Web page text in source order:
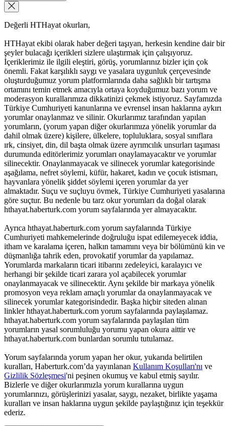
Değerli HTHayat okurları,
HTHayat ekibi olarak haber değeri taşıyan, herkesin kendine dair bir
şeyler bulacağı içerikleri sizlere ulaştırmak için çalışıyoruz.
İçeriklerimiz ile ilgili eleştiri, görüş, yorumlarınız bizler için çok
önemli. Fakat karşılıklı saygı ve yasalara uygunluk çerçevesinde
oluşturduğumuz yorum platformlarında daha sağlıklı bir tartışma
ortamını temin etmek amacıyla ortaya koyduğumuz bazı yorum ve
moderasyon kurallarımıza dikkatinizi çekmek istiyoruz. Sayfamızda
Türkiye Cumhuriyeti kanunlarına ve evrensel insan haklarına aykırı
yorumlar onaylanmaz ve silinir. Okurlarımız tarafından yapılan
yorumların, (yorum yapan diğer okurlarımıza yönelik yorumlar da
dahil olmak üzere) kişilere, ülkelere, topluluklara, sosyal sınıflara
ırk, cinsiyet, din, dil başta olmak üzere ayrımcılık unsurları taşıması
durumunda editörlerimiz yorumları onaylamayacaktır ve yorumlar
silinecektir. Onaylanmayacak ve silinecek yorumlar kategorisinde
aşağılama, nefret söylemi, küfür, hakaret, kadın ve çocuk istismarı,
hayvanlara yönelik şiddet söylemi içeren yorumlar da yer
almaktadır. Suçu ve suçluyu övmek, Türkiye Cumhuriyeti yasalarına
göre suçtur. Bu nedenle bu tarz okur yorumları da doğal olarak
hthayat.haberturk.com yorum sayfalarında yer almayacaktır.
Ayrıca hthayat.haberturk.com yorum sayfalarında Türkiye
Cumhuriyeti mahkemelerinde doğruluğu ispat edilemeyecek iddia,
itham ve karalama içeren, halkın tamamını veya bir bölümünü kin ve
düşmanlığa tahrik eden, provokatif yorumlar da yapılamaz.
Yorumlarda markaların ticari itibarını zedeleyici, karalayıcı ve
herhangi bir şekilde ticari zarara yol açabilecek yorumlar
onaylanmayacak ve silinecektir. Aynı şekilde bir markaya yönelik
promosyon veya reklam amaçlı yorumlar da onaylanmayacak ve
silinecek yorumlar kategorisindedir. Başka hiçbir siteden alınan
linkler hthayat.haberturk.com yorum sayfalarında paylaşılamaz.
hthayat.haberturk.com yorum sayfalarında paylaşılan tüm
yorumların yasal sorumluluğu yorumu yapan okura aittir ve
hthayat.haberturk.com bunlardan sorumlu tutulamaz.
Yorum sayfalarında yorum yapan her okur, yukarıda belirtilen
kuralları, Haberturk.com’da yayınlanan Kullanım Koşulları'nı ve
Gizlilik Sözleşmesi'ni peşinen okumuş ve kabul etmiş sayılır.
Bizlerle ve diğer okurlarımızla yorum kurallarına uygun
yorumlarınızı, görüşlerinizi yasalar, saygı, nezaket, birlikte yaşama
kuralları ve insan haklarına uygun şekilde paylaştığınız için teşekkür
ederiz.